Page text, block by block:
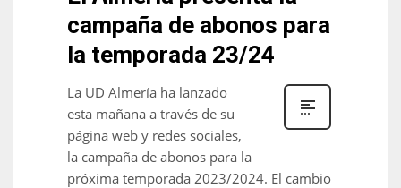
campaña de abonos para
la temporada 23/24
La UD Almería ha lanzado
esta mañana a través de su
página web y redes sociales,
la campaña de abonos para la
próxima temporada 2023/2024. El cambio